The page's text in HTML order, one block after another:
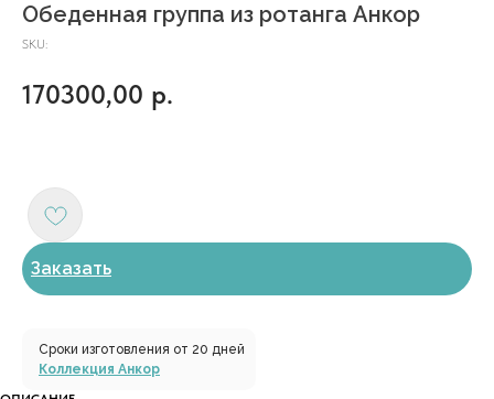
Обеденная группа из ротанга Анкор
SKU:
170300,00 р.
Заказать
Сроки изготовления от 20 дней
Коллекция Анкор